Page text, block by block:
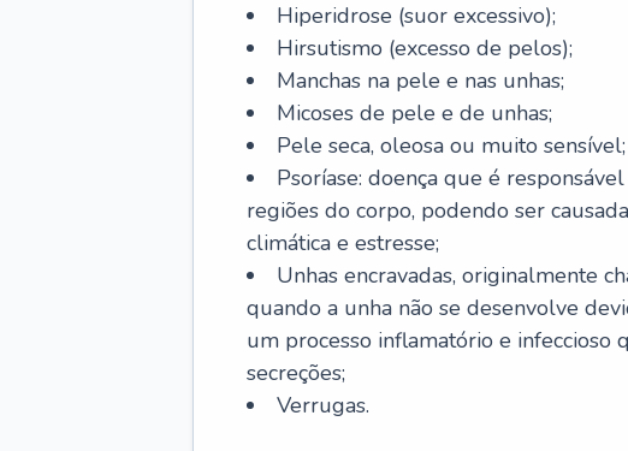
Hiperidrose (suor excessivo);
Hirsutismo (excesso de pelos);
Manchas na pele e nas unhas;
Micoses de pele e de unhas;
Pele seca, oleosa ou muito sensível;
Psoríase: doença que é
regiões do corpo, podendo ser
climática e estresse;
Unhas encravadas, originalmente
quando a unha não se desenvolve
um processo inflamatório e infeccioso
secreções;
Verrugas.